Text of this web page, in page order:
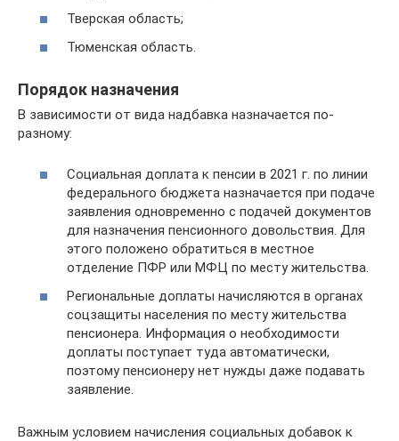
Тверская область;
Тюменская область.
Порядок назначения
В зависимости от вида надбавка назначается по-
разному:
Социальная доплата к пенсии в 2021 г. по линии
федерального бюджета назначается при подаче
заявления одновременно с подачей документов
для назначения пенсионного довольствия. Для
этого положено обратиться в местное
отделение ПФР или МФЦ по месту жительства.
Региональные доплаты начисляются в органах
соцзащиты населения по месту жительства
пенсионера. Информация о необходимости
доплаты поступает туда автоматически,
поэтому пенсионеру нет нужды даже подавать
заявление.
Важным условием начисления социальных добавок к